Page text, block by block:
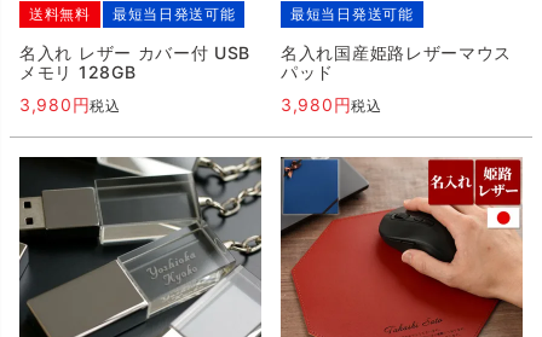
送料無料 最短当日発送可能
名入れ レザー カバー付 USB
メモリ 128GB
3,980
税込
最短当日発送可能
名入れ国産姫路レザーマウス
パッド
3,980
税込